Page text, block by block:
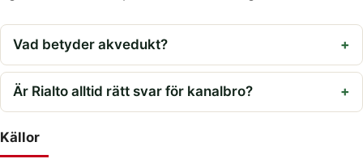
Vad betyder akvedukt?
Är Rialto alltid rätt svar för kanalbro?
Källor